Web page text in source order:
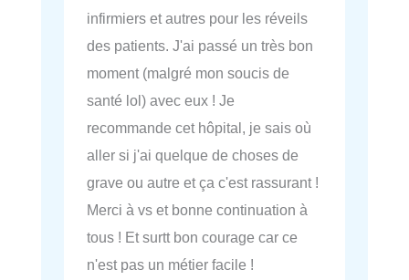
infirmiers et autres pour les réveils
des patients. J'ai passé un très bon
moment (malgré mon soucis de
santé lol) avec eux ! Je
recommande cet hôpital, je sais où
aller si j'ai quelque de choses de
grave ou autre et ça c'est rassurant !
Merci à vs et bonne continuation à
tous ! Et surtt bon courage car ce
n'est pas un métier facile !